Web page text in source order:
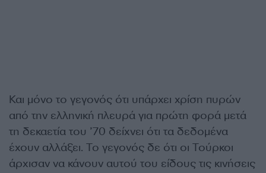
Και μόνο το γεγονός ότι υπάρχει χρίση πυρών
από την ελληνική πλευρά για πρώτη φορά μετά
τη δεκαετία του ’70 δείχνει ότι τα δεδομένα
έχουν αλλάξει. Το γεγονός δε ότι οι Τούρκοι
άρχισαν να κάνουν αυτού του είδους τις κινήσεις